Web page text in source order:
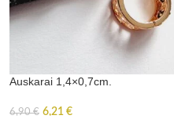
Auskarai 1,4×0,7cm.
6,90€ 6,21 €